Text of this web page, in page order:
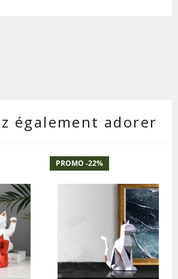
également adorer
PROMO -22%